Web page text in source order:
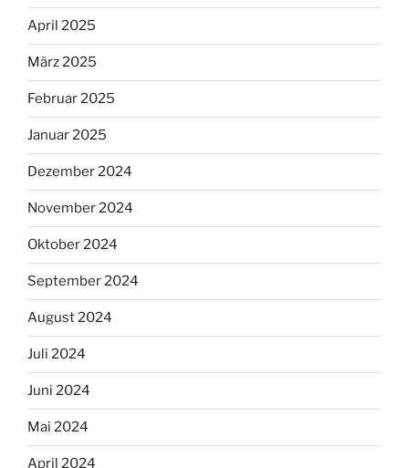
April 2025
März 2025
Februar 2025
Januar 2025
Dezember 2024
November 2024
Oktober 2024
September 2024
August 2024
Juli 2024
Juni 2024
Mai 2024
April 2024